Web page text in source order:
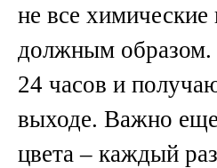
не все
должным образом.
24 часов и
выходе. Важно
цвета – каждый